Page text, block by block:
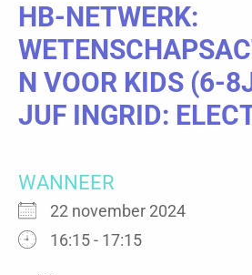
HB-NETWERK:
N VOOR KIDS (6-
JUF INGRID:
WANNEER
22 november 2024
16:15 - 17:15